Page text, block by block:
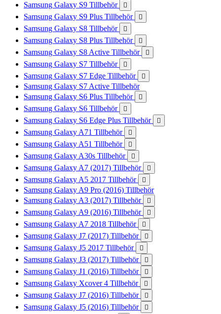
Samsung Galaxy S9 Tillbehör 
Samsung Galaxy S9 Plus Tillbehör 
Samsung Galaxy S8 Tillbehör 
Samsung Galaxy S8 Plus Tillbehör 
Samsung Galaxy S8 Active Tillbehör 
Samsung Galaxy S7 Tillbehör 
Samsung Galaxy S7 Edge Tillbehör 
Samsung Galaxy S7 Active Tillbehör
Samsung Galaxy S6 Plus Tillbehör

Samsung Galaxy S6 Tillbehör 
Samsung Galaxy S6 Edge Plus Tillbehör 
Samsung Galaxy A71 Tillbehör 
Samsung Galaxy A51 Tillbehör 
Samsung Galaxy A30s Tillbehör 
Samsung Galaxy A7 (2017) Tillbehör 
Samsung Galaxy A5 2017 Tillbehör 
Samsung Galaxy A9 Pro (2016) Tillbehör
Samsung Galaxy A3 (2017) Tillbehör

Samsung Galaxy A9 (2016) Tillbehör 
Samsung Galaxy A7 2018 Tillbehör 
Samsung Galaxy J7 (2017) Tillbehör 
Samsung Galaxy J5 2017 Tillbehör 
Samsung Galaxy J3 (2017) Tillbehör 
Samsung Galaxy J1 (2016) Tillbehör 
Samsung Galaxy Xcover 4 Tillbehör 
Samsung Galaxy J7 (2016) Tillbehör 
Samsung Galaxy J5 (2016) Tillbehör 